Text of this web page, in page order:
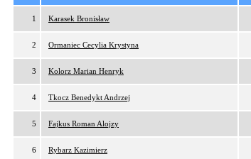
1 Karasek Bronisław
2 Ormaniec Cecylia Krystyna
3 Kolorz Marian Henryk
4 Tkocz Benedykt Andrzej
5 Fajkus Roman Alojzy
6 Rybarz Kazimierz